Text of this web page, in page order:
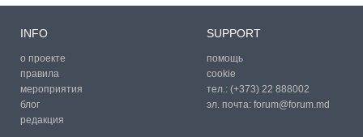
INFO
о проекте
правила
мероприятия
блог
редакция
SUPPORT
помощь
cookie
тел.: (+373) 22 888002
эл. почта: forum@forum.md